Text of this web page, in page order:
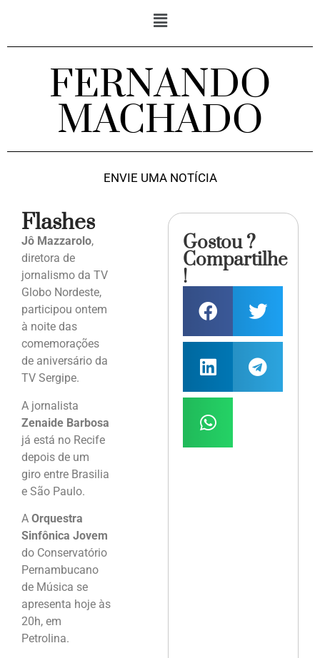
FERNANDO
MACHADO
ENVIE UMA NOTÍCIA
Flashes
Jô Mazzarolo,
diretora de
jornalismo da TV
Globo Nordeste,
participou ontem
à noite das
comemorações
de aniversário da
TV Sergipe.
A jornalista
Zenaide Barbosa
já está no Recife
depois de um
giro entre Brasilia
e São Paulo.
A Orquestra
Sinfônica Jovem
do Conservatório
Pernambucano
de Música se
apresenta hoje às
20h, em
Petrolina.
Gostou ?
Compartilhe
!